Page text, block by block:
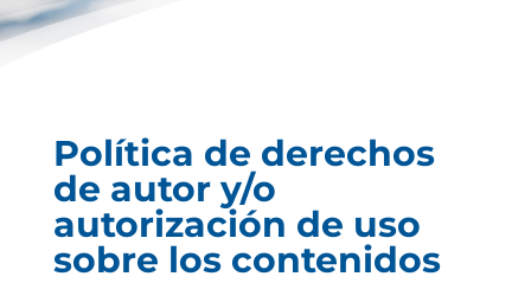
Política de derechos
de autor y/o
autorización de uso
sobre los contenidos